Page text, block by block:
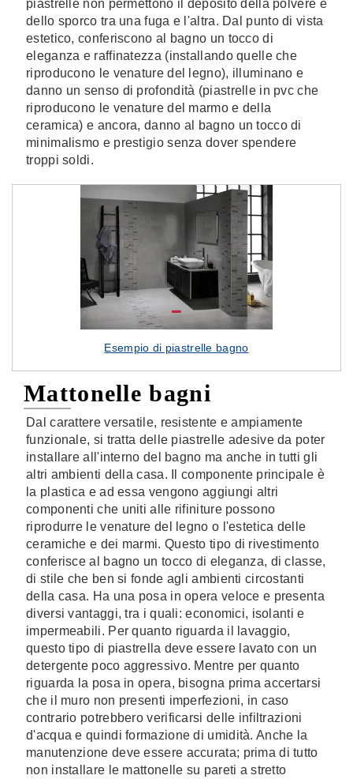
piastrelle non permettono il deposito della polvere e
dello sporco tra una fuga e l'altra. Dal punto di vista
estetico, conferiscono al bagno un tocco di
eleganza e raffinatezza (installando quelle che
riproducono le venature del legno), illuminano e
danno un senso di profondità (piastrelle in pvc che
riproducono le venature del marmo e della
ceramica) e ancora, danno al bagno un tocco di
minimalismo e prestigio senza dover spendere
troppi soldi.
Esempio di piastrelle bagno
Mattonelle bagni
Dal carattere versatile, resistente e ampiamente
funzionale, si tratta delle piastrelle adesive da poter
installare all'interno del bagno ma anche in tutti gli
altri ambienti della casa. Il componente principale è
la plastica e ad essa vengono aggiungi altri
componenti che uniti alle rifiniture possono
riprodurre le venature del legno o l'estetica delle
ceramiche e dei marmi. Questo tipo di rivestimento
conferisce al bagno un tocco di eleganza, di classe,
di stile che ben si fonde agli ambienti circostanti
della casa. Ha una posa in opera veloce e presenta
diversi vantaggi, tra i quali: economici, isolanti e
impermeabili. Per quanto riguarda il lavaggio,
questo tipo di piastrella deve essere lavato con un
detergente poco aggressivo. Mentre per quanto
riguarda la posa in opera, bisogna prima accertarsi
che il muro non presenti imperfezioni, in caso
contrario potrebbero verificarsi delle infiltrazioni
d'acqua e quindi formazione di umidità. Anche la
manutenzione deve essere accurata; prima di tutto
non installare le mattonelle su pareti a stretto